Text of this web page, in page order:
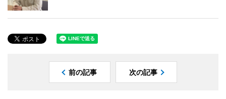
前の記事 次の記事